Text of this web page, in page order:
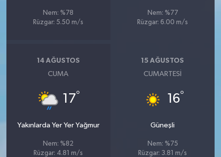
Nem: %78
Rüzgar: 5.50 m/s
Nem: %77
Rüzgar: 6.00 m/s
14 AĞUSTOS
CUMA
17°
Yakınlarda Yer Yer Yağmur
Nem: %82
Rüzgar: 4.81 m/s
15 AĞUSTOS
CUMARTESI
16°
Güneşli
Nem: %75
Rüzgar: 3.81 m/s